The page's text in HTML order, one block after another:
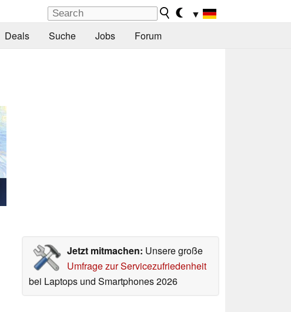
▼
Deals Suche Jobs Forum
Jetzt mitmachen: Unsere große
Umfrage zur Servicezufriedenheit
bei Laptops und Smartphones 2026